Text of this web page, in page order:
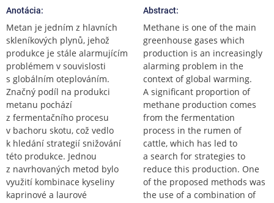
Anotácia:
Metan je jedním z hlavních
skleníkových plynů, jehož
produkce je stále alarmujícím
problémem v souvislosti
s globálním oteplováním.
Značný podíl na produkci
metanu pochází
z fermentačního procesu
v bachoru skotu, což vedlo
k hledání strategií snižování
této produkce. Jednou
z navrhovaných metod bylo
využití kombinace kyseliny
kaprinové a laurové
Abstract:
Methane is one of the main
greenhouse gases which
production is an increasingly
alarming problem in the
context of global warming.
A significant proportion of
methane production comes
from the fermentation
process in the rumen of
cattle, which has led to
a search for strategies to
reduce this production. One
of the proposed methods was
the use of a combination of